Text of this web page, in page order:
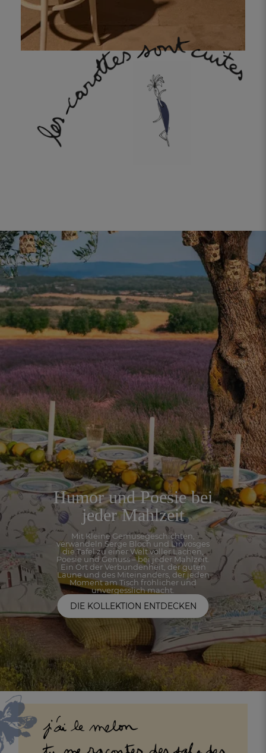
Humor undPoesie bei
jederMahlzeit
Mit Kleine Gemüsegeschichten,
verwandeln Serge Bloch und Linvosges
die Tafel zu einer Welt voller Lachen,
Poesie und Genuss – bei jeder Mahlzeit.
Ein Ort der Verbundenheit, der guten
Laune und des Miteinanders, der jeden
Moment am Tisch fröhlicher und
unvergesslich macht.
DIE KOLLEKTION ENTDECKEN